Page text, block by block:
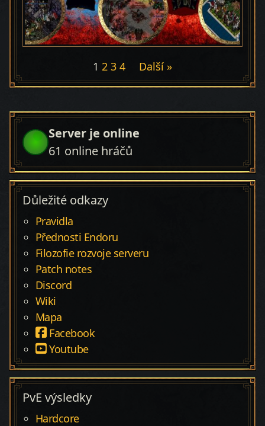
1 2 3 4 Další »
Server je online
61 online hráčů
Důležité odkazy
Pravidla
Přednosti Endoru
Filozofie rozvoje serveru
Patch notes
Discord
Wiki
Mapa
Facebook
Youtube
PvE výsledky
Hardcore